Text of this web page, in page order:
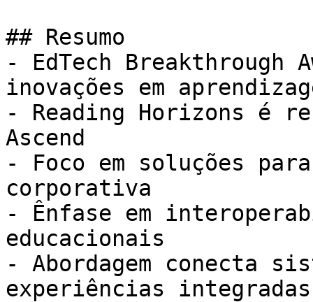
## Resumo
- EdTech Breakthrough
inovações em
- Reading Horizons é
Ascend
- Foco em soluções
corporativa
- Ênfase em
educacionais
- Abordagem conecta
experiências integradas